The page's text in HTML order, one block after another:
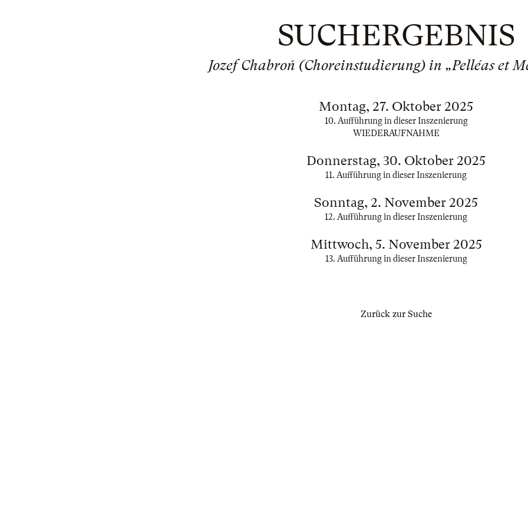
SUCHERGEBNIS
Jozef Chabroň (Choreinstudierung) in „Pelléas et
Montag, 27. Oktober 2025
10. Aufführung in dieser Inszenierung
WIEDERAUFNAHME
Donnerstag, 30. Oktober 2025
11. Aufführung in dieser Inszenierung
Sonntag, 2. November 2025
12. Aufführung in dieser Inszenierung
Mittwoch, 5. November 2025
13. Aufführung in dieser Inszenierung
Zurück zur Suche